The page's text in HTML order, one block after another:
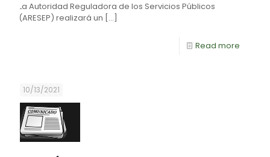
La Autoridad Reguladora de los Servicios Públicos
(ARESEP) realizará un […]
Read more
10/13/2021